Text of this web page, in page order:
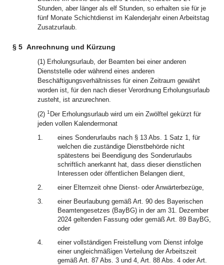
Stunden, aber länger als elf Stunden, so erhalten sie für je
fünf Monate Schichtdienst im Kalenderjahr einen Arbeitstag
Zusatzurlaub.
§ 5 Anrechnung und Kürzung
(1) Erholungsurlaub, der Beamten bei einer anderen
Dienststelle oder während eines anderen
Beschäftigungsverhältnisses für einen Zeitraum gewährt
worden ist, für den nach dieser Verordnung Erholungsurlaub
zusteht, ist anzurechnen.
(2) 1 Der Erholungsurlaub wird um ein Zwölftel gekürzt für
jeden vollen Kalendermonat
1.
eines Sonderurlaubs nach § 13 Abs. 1 Satz 1, für
welchen die zuständige Dienstbehörde nicht
spätestens bei Beendigung des Sonderurlaubs
schriftlich anerkannt hat, dass dieser dienstlichen
Interessen oder öffentlichen Belangen dient,
2.
einer Elternzeit ohne Dienst- oder Anwärterbezüge,
3.
einer Beurlaubung gemäß Art. 90 des Bayerischen
Beamtengesetzes (BayBG) in der am 31. Dezember
2024 geltenden Fassung oder gemäß Art. 89 BayBG,
oder
4.
einer vollständigen Freistellung vom Dienst infolge
einer ungleichmäßigen Verteilung der Arbeitszeit
gemäß Art. 87 Abs. 3 und 4, Art. 88 Abs. 4 oder Art.